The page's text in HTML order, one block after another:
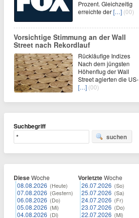
Prozent. Gleichzeitig
erreichte der[…] (00)
Vorsichtige Stimmung an der Wall
Street nach Rekordlauf
Rückläufige Indizes
Nach dem jüngsten
Höhenflug der Wall
Street agierten die US-
[…] (00)
Suchbegriff
suchen
DieseWoche
08.08.2026 (Heute)
07.08.2026 (Gestern)
06.08.2026 (Do)
05.08.2026 (Mi)
04.08.2026 (Di)
VorletzteWoche
26.07.2026 (So)
25.07.2026 (Sa)
24.07.2026 (Fr)
23.07.2026 (Do)
22.07.2026 (Mi)